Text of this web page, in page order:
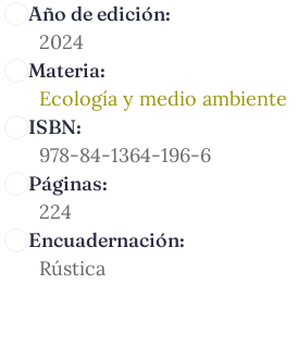
Año de edición:
2024
Materia:
Ecología y medio ambiente
ISBN:
978-84-1364-196-6
Páginas:
224
Encuadernación:
Rústica